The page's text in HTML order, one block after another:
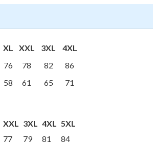
XL XXL 3XL
4XL
76 78 82
86
58 61 65
71
XXL 3XL 4XL 5XL
77 79 81
84